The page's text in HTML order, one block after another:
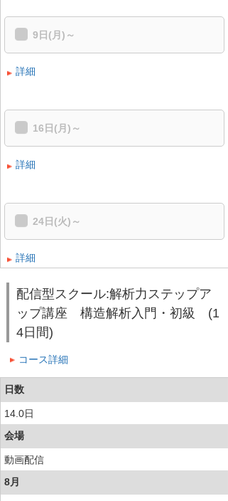
9日(月)～
詳細
16日(月)～
詳細
24日(火)～
詳細
配信型スクール:解析力ステップア
ップ講座 構造解析入門・初級 (1
4日間)
コース詳細
日数
14.0日
会場
動画配信
8月